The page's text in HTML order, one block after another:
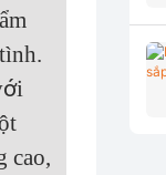
cao,